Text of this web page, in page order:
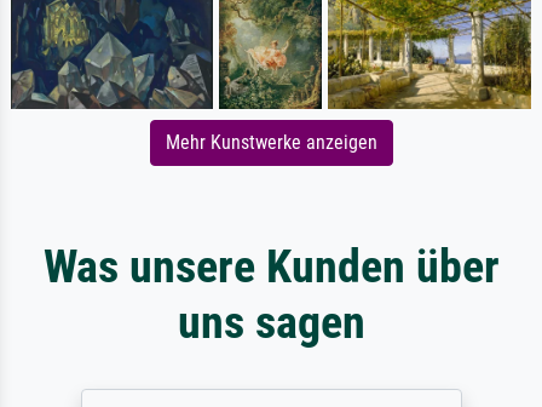
Mehr Kunstwerke anzeigen
Was unsere Kunden über
uns sagen